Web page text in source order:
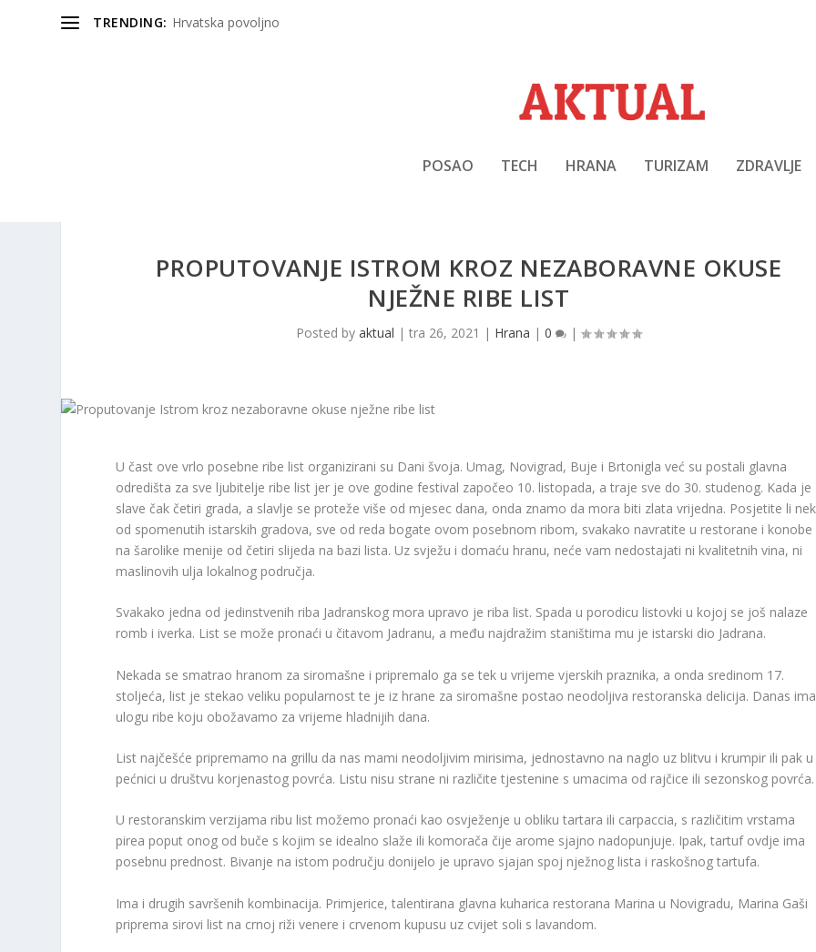
TRENDING: Hrvatska povoljno
POSAO TECH HRANA TURIZAM ZDRAVLJE
PROPUTOVANJE ISTROM KROZ NEZABORAVNE OKUSE
NJEŽNE RIBE LIST
Posted byaktual |tra 26, 2021 | Hrana |0 |
U čast ove vrlo posebne ribe list organizirani su Dani švoja. Umag, Novigrad, Buje i Brtonigla već su postali glavna
odredišta za sve ljubitelje ribe list jer je ove godine festival započeo 10. listopada, a traje sve do 30. studenog. Kada je
slave čak četiri grada, a slavlje se proteže više od mjesec dana, onda znamo da mora biti zlata vrijedna. Posjetite li
od spomenutih istarskih gradova, sve od reda bogate ovom posebnom ribom, svakako navratite u restorane i konobe
na šarolike menije od četiri slijeda na bazi lista. Uz svježu i domaću hranu, neće vam nedostajati ni kvalitetnih vina, ni
maslinovih ulja lokalnog područja.
Svakako jedna od jedinstvenih riba Jadranskog mora upravo je riba list. Spada u porodicu listovki u kojoj se još nalaze
romb i iverka. List se može pronaći u čitavom Jadranu, a među najdražim staništima mu je istarski dio Jadrana.
Nekada se smatrao hranom za siromašne i pripremalo ga se tek u vrijeme vjerskih praznika, a onda sredinom 17.
stoljeća, list je stekao veliku popularnost te je iz hrane za siromašne postao neodoljiva restoranska delicija. Danas ima
ulogu ribe koju obožavamo za vrijeme hladnijih dana.
List najčešće pripremamo na grillu da nas mami neodoljivim mirisima, jednostavno na naglo uz blitvu i krumpir ili pak u
pećnici u društvu korjenastog povrća. Listu nisu strane ni različite tjestenine s umacima od rajčice ili sezonskog povrća.
U restoranskim verzijama ribu list možemo pronaći kao osvježenje u obliku tartara ili carpaccia, s različitim vrstama
pirea poput onog od buče s kojim se idealno slaže ili komorača čije arome sjajno nadopunjuje. Ipak, tartuf ovdje ima
posebnu prednost. Bivanje na istom području donijelo je upravo sjajan spoj nježnog lista i raskošnog tartufa.
Ima i drugih savršenih kombinacija. Primjerice, talentirana glavna kuharica restorana Marina u Novigradu, Marina Gaši
priprema sirovi list na crnoj riži venere i crvenom kupusu uz cvijet soli s lavandom.